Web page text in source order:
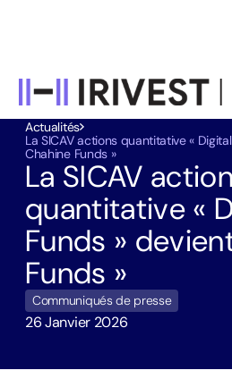
Actualités
La SICAV actions quantitative «
Chahine Funds »
La SICAV
quantitative «
Funds »
Funds »
Communiqués de presse
26 Janvier 2026